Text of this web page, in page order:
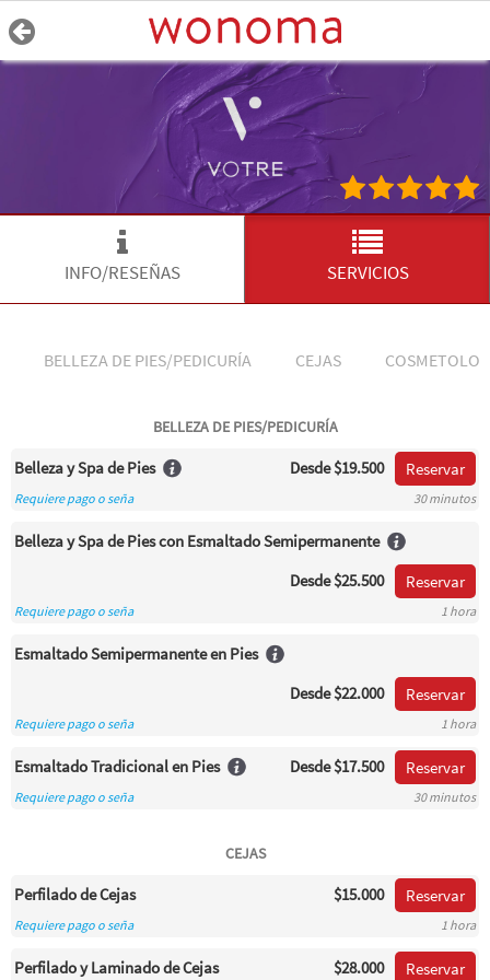
INFO/RESEÑAS SERVICIOS
BELLEZA DE PIES/PEDICURÍA CEJAS
BELLEZA DE PIES/PEDICURÍA
Belleza y Spa de Pies Desde$19.500 Reservar
Requiere pago o seña 30 minutos
Belleza y Spa de Pies con Esmaltado Semipermanente
Desde$25.500 Reservar
Requiere pago o seña 1 hora
Esmaltado Semipermanente en Pies
Desde$22.000 Reservar
Requiere pago o seña 1 hora
Esmaltado Tradicional en Pies Desde$17.500 Reservar
Requiere pago o seña 30 minutos
CEJAS
Perfilado de Cejas $15.000 Reservar
Requiere pago o seña 1 hora
Perfilado y Laminado de Cejas $28.000 Reservar